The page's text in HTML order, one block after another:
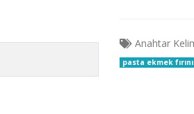
Anahtar
pasta ekmek